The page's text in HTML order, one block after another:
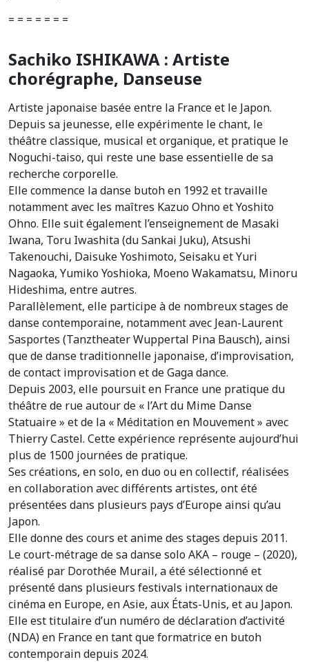
= = = = = = =
Sachiko ISHIKAWA : Artiste
chorégraphe, Danseuse
Artiste japonaise basée entre la France et le Japon.
Depuis sa jeunesse, elle expérimente le chant, le
théâtre classique, musical et organique, et pratique le
Noguchi-taiso, qui reste une base essentielle de sa
recherche corporelle.
Elle commence la danse butoh en 1992 et travaille
notamment avec les maîtres Kazuo Ohno et Yoshito
Ohno. Elle suit également l’enseignement de Masaki
Iwana, Toru Iwashita (du Sankai Juku), Atsushi
Takenouchi, Daisuke Yoshimoto, Seisaku et Yuri
Nagaoka, Yumiko Yoshioka, Moeno Wakamatsu, Minoru
Hideshima, entre autres.
Parallèlement, elle participe à de nombreux stages de
danse contemporaine, notamment avec Jean-Laurent
Sasportes (Tanztheater Wuppertal Pina Bausch), ainsi
que de danse traditionnelle japonaise, d’improvisation,
de contact improvisation et de Gaga dance.
Depuis 2003, elle poursuit en France une pratique du
théâtre de rue autour de « l’Art du Mime Danse
Statuaire » et de la « Méditation en Mouvement » avec
Thierry Castel. Cette expérience représente aujourd’hui
plus de 1500 journées de pratique.
Ses créations, en solo, en duo ou en collectif, réalisées
en collaboration avec différents artistes, ont été
présentées dans plusieurs pays d’Europe ainsi qu’au
Japon.
Elle donne des cours et anime des stages depuis 2011.
Le court-métrage de sa danse solo AKA – rouge – (2020),
réalisé par Dorothée Murail, a été sélectionné et
présenté dans plusieurs festivals internationaux de
cinéma en Europe, en Asie, aux États-Unis, et au Japon.
Elle est titulaire d’un numéro de déclaration d’activité
(NDA) en France en tant que formatrice en butoh
contemporain depuis 2024.